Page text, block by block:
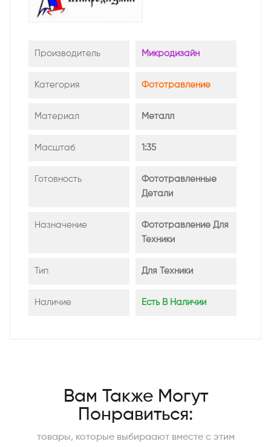
Производитель Микродизайн
Категория Фототравление
Материал Металл
Масштаб 1:35
Готовность
Фототравленные
Детали
Назначение
Фототравление Для
Техники
Тип Для Техники
Наличие Есть В Наличии
Вам Также Могут
Понравиться:
товары, которые выбираают вместе с этим